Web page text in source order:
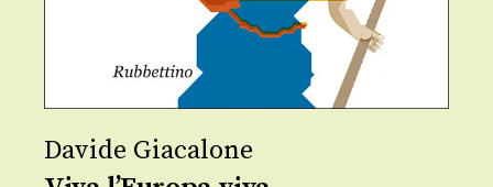
Davide Giacalone